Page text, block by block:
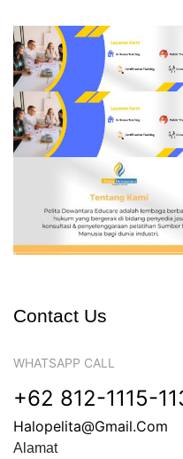
Contact Us
WHATSAPP CALL
+62 812-1115-
Halopelita@gmail.com
Alamat